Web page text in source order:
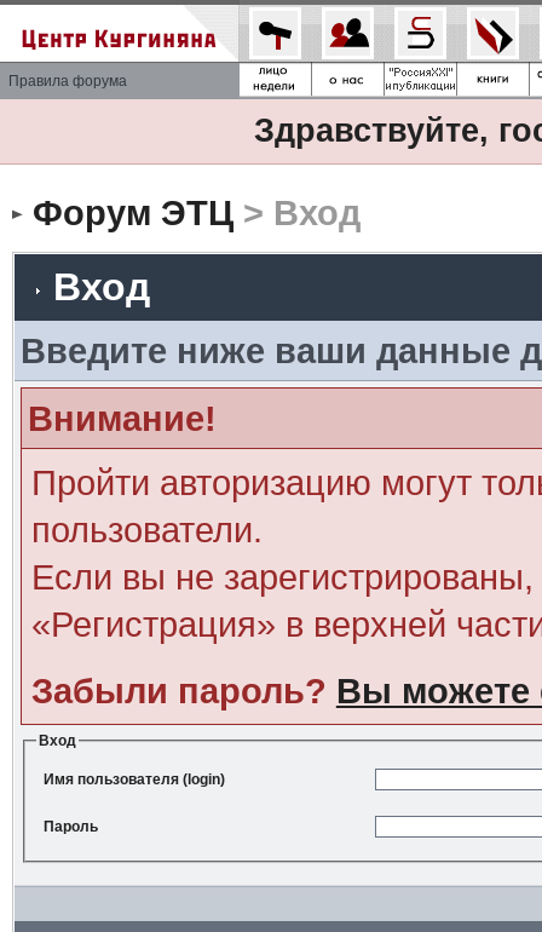
Правила форума
Здравствуйте,
Форум ЭТЦ> Вход
Вход
Введите ниже ваши данные
Внимание!
Пройти авторизацию могут
пользователи.
Если вы не
«Регистрация» в верхней
Забыли пароль? Вы можете
Вход
Имя пользователя (login)
Пароль